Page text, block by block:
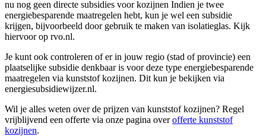
nu nog geen directe subsidies voor kozijnen Indien je twee
energiebesparende maatregelen hebt, kun je wel een subsidie
krijgen, bijvoorbeeld door gebruik te maken van isolatieglas. Kijk
hiervoor op rvo.nl.
Je kunt ook controleren of er in jouw regio (stad of provincie) een
plaatselijke subsidie denkbaar is voor deze type energiebesparende
maatregelen via kunststof kozijnen. Dit kun je bekijken via
energiesubsidiewijzer.nl.
Wil je alles weten over de prijzen van kunststof kozijnen? Regel
vrijblijvend een offerte via onze pagina overofferte kunststof
kozijnen.